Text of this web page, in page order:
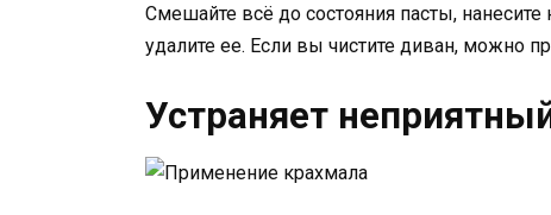
Смешайте всё до состояния пасты, нанесите
удалите ее. Если вы чистите диван, можно
Устраняет